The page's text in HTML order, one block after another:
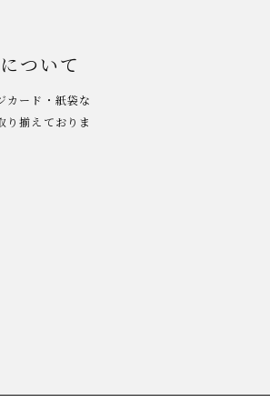
ついて
カード・紙袋な
り揃えておりま